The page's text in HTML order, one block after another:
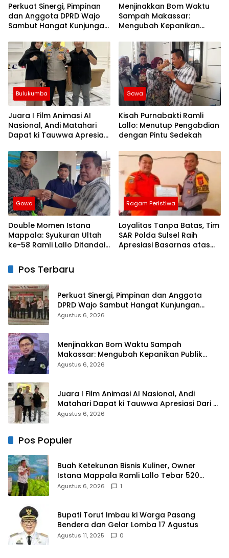
Perkuat Sinergi, Pimpinan
dan Anggota DPRD Wajo
Sambut Hangat Kunjungan
yang Baru
Menjinakkan Bom Waktu
Sampah Makassar:
Mengubah Kepanikan
Berbasis RT
Bulukumba
Juara I Film Animasi AI
Nasional, Andi Matahari
Dapat ki Tauwwa Apresiasi
Gowa
Kisah Purnabakti Ramli
Lallo: Menutup Pengabdian
dengan Pintu Sedekah
Gowa
Double Momen Istana
Mappala: Syukuran Ultah
ke-58 Ramli Lallo Ditandai
Ibadah
Ragam Peristiwa
Loyalitas Tanpa Batas, Tim
SAR Polda Sulsel Raih
Apresiasi Basarnas atas
Pos Terbaru
Perkuat Sinergi, Pimpinan dan Anggota
DPRD Wajo Sambut Hangat Kunjungan
Silaturahmi Kapolres Wajo yang Baru
Agustus 6, 2026
Menjinakkan Bom Waktu Sampah
Makassar: Mengubah Kepanikan Publik
Menjadi Revolusi Berbasis RT
Agustus 6, 2026
Juara I Film Animasi AI Nasional, Andi
Matahari Dapat ki Tauwwa Apresiasi Dari
Kapolres Bulukumba
Agustus 6, 2026
Pos Populer
Buah Ketekunan Bisnis Kuliner, Owner
Istana Mappala Ramli Lallo Tebar 520
Paket Sembako di Gowa
Agustus 6, 2026 1
Bupati Torut Imbau ki Warga Pasang
Bendera dan Gelar Lomba 17 Agustus
Agustus 11, 2025 0